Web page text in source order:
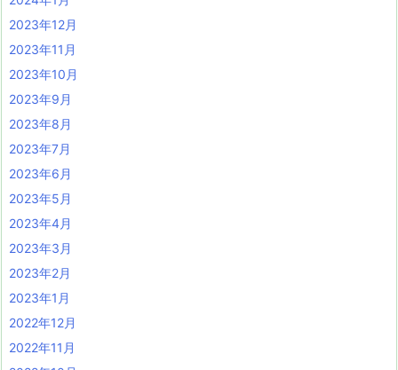
2023年12月
2023年11月
2023年10月
2023年9月
2023年8月
2023年7月
2023年6月
2023年5月
2023年4月
2023年3月
2023年2月
2023年1月
2022年12月
2022年11月